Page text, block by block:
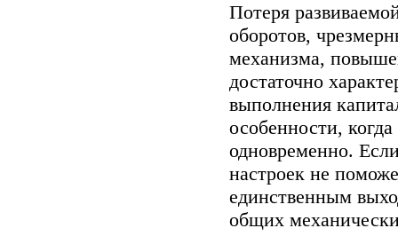
Потеря
оборотов,
механизма,
достаточно
выполнения
особенности,
одновременно.
настроек не
единственным
общих